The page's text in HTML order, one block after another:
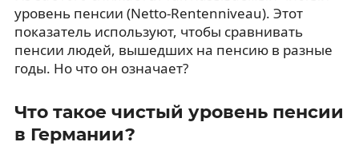
уровень пенсии (Netto-Rentenniveau). Этот
показатель используют, чтобы сравнивать
пенсии людей, вышедших на пенсию в разные
годы. Но что он означает?
Что такое чистый уровень пенсии
в Германии?